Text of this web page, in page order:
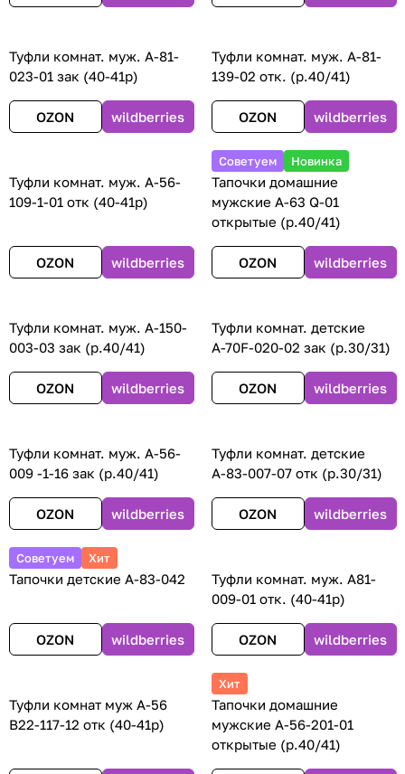
Туфли комнат. муж. А-81-
023-01 зак (40-41р)
OZON wildberries
Туфли комнат. муж. А-81-
139-02 отк. (р.40/41)
OZON wildberries
Туфли комнат. муж. А-56-
109-1-01 отк (40-41р)
OZON wildberries
Советуем Новинка
Тапочки домашние
мужские А-63 Q-01
открытые (р.40/41)
OZON wildberries
Туфли комнат. муж. А-150-
003-03 зак (р.40/41)
OZON wildberries
Туфли комнат. детские
А-70F-020-02 зак (р.30/31)
OZON wildberries
Туфли комнат. муж. А-56-
009 -1-16 зак (р.40/41)
OZON wildberries
Туфли комнат. детские
А-83-007-07 отк (р.30/31)
OZON wildberries
Советуем Хит
Тапочки детские А-83-042
OZON wildberries
Туфли комнат. муж. А81-
009-01 отк. (40-41р)
OZON wildberries
Туфли комнат муж А-56
B22-117-12 отк (40-41р)
Хит
Тапочки домашние
мужские А-56-201-01
открытые (р.40/41)